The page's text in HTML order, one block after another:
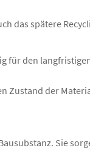
das spätere
für den
Zustand der
Sie